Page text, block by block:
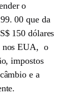
o
00 que da
150 dólares
nos EUA, o
impostos
e a